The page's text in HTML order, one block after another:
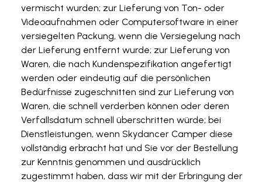
vermischt wurden; zur Lieferung von Ton- oder
Videoaufnahmen oder Computersoftware in einer
versiegelten Packung, wenn die Versiegelung nach
der Lieferung entfernt wurde; zur Lieferung von
Waren, die nach Kundenspezifikation angefertigt
werden oder eindeutig auf die persönlichen
Bedürfnisse zugeschnitten sind zur Lieferung von
Waren, die schnell verderben können oder deren
Verfallsdatum schnell überschritten würde; bei
Dienstleistungen, wenn Skydancer Camper diese
vollständig erbracht hat und Sie vor der Bestellung
zur Kenntnis genommen und ausdrücklich
zugestimmt haben, dass wir mit der Erbringung der